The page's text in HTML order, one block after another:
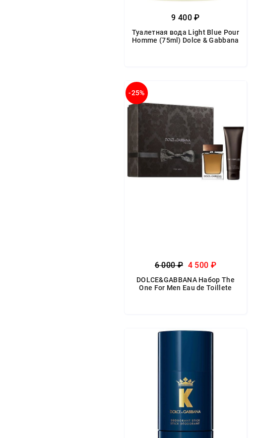
9 400 ₽
Туалетная вода Light Blue Pour
Homme (75ml) Dolce & Gabbana
-25%
6 000 ₽ 4 500 ₽
DOLCE&GABBANA Набор The
One For Men Eau de Toillete